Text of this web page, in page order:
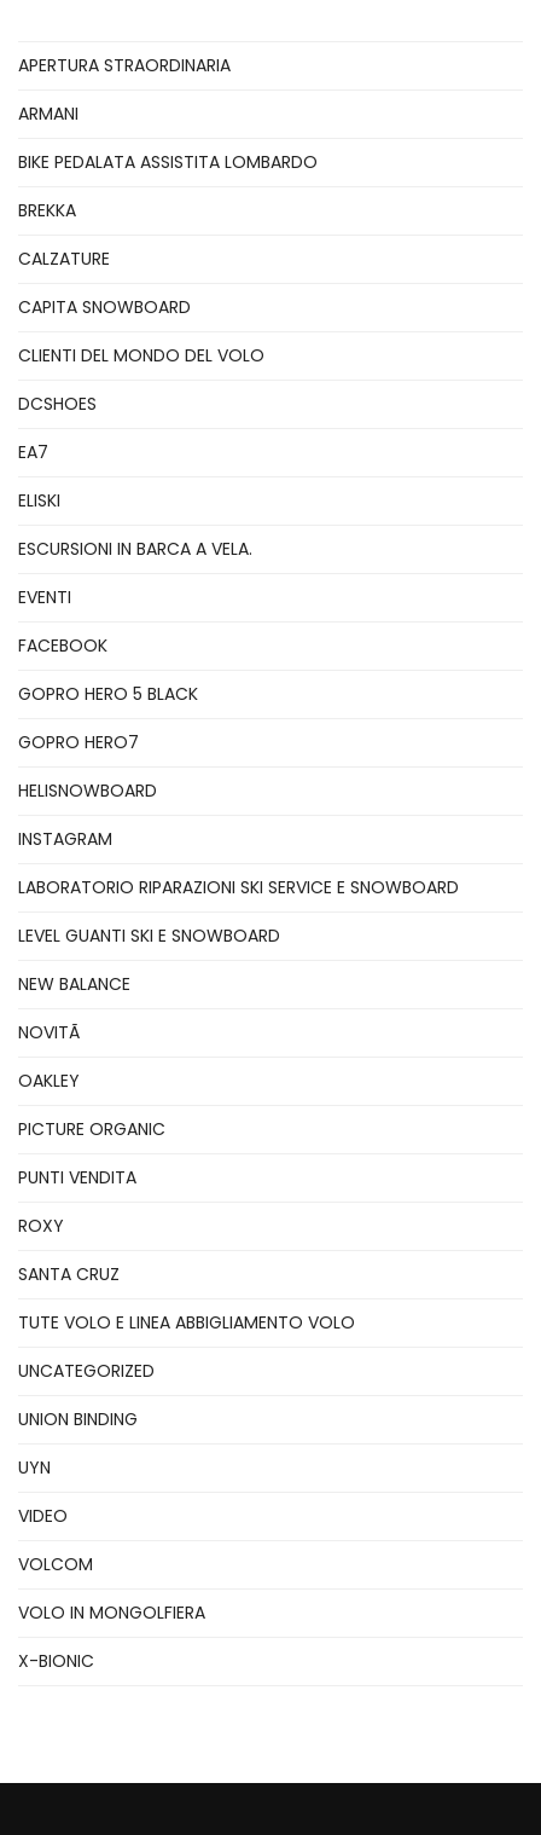
APERTURA STRAORDINARIA
ARMANI
BIKE PEDALATA ASSISTITA LOMBARDO
BREKKA
CALZATURE
CAPITA SNOWBOARD
CLIENTI DEL MONDO DEL VOLO
DCSHOES
EA7
ELISKI
ESCURSIONI IN BARCA A VELA.
EVENTI
FACEBOOK
GOPRO HERO 5 BLACK
GOPRO HERO7
HELISNOWBOARD
INSTAGRAM
LABORATORIO RIPARAZIONI SKI SERVICE E SNOWBOARD
LEVEL GUANTI SKI E SNOWBOARD
NEW BALANCE
NOVITÃ
OAKLEY
PICTURE ORGANIC
PUNTI VENDITA
ROXY
SANTA CRUZ
TUTE VOLO E LINEA ABBIGLIAMENTO VOLO
UNCATEGORIZED
UNION BINDING
UYN
VIDEO
VOLCOM
VOLO IN MONGOLFIERA
X-BIONIC